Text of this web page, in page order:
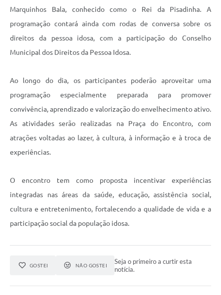
Marquinhos Bala, conhecido como o Rei da Pisadinha. A
programação contará ainda com rodas de conversa sobre os
direitos da pessoa idosa, com a participação do Conselho
Municipal dos Direitos da Pessoa Idosa.
Ao longo do dia, os participantes poderão aproveitar uma
programação especialmente preparada para promover
convivência, aprendizado e valorização do envelhecimento ativo.
As atividades serão realizadas na Praça do Encontro, com
atrações voltadas ao lazer, à cultura, à informação e à troca de
experiências.
O encontro tem como proposta incentivar experiências
integradas nas áreas da saúde, educação, assistência social,
cultura e entretenimento, fortalecendo a qualidade de vida e a
participação social da população idosa.
GOSTEI NÃO GOSTEI
Seja o primeiro a curtir esta
notícia.